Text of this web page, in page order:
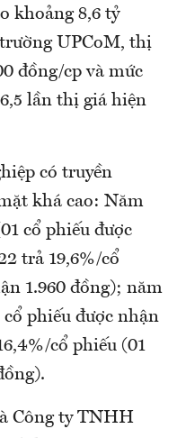
khoảng 8,6 tỷ
UPCoM, thị
đồng/cp và mức
lần thị giá hiện
có truyền
khá cao: Năm
cổ phiếu được
trả 19,6%/cổ
1.960 đồng); năm
phiếu được nhận
cổ phiếu (01
Công ty TNHH